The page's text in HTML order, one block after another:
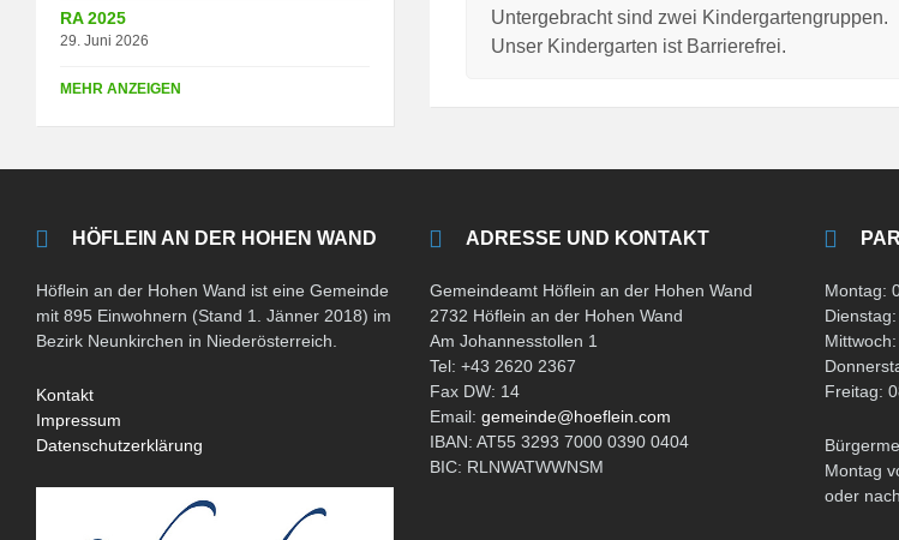
Untergebracht sind zwei Kindergartengruppen.
Unser Kindergarten ist Barrierefrei.
RA 2025
29. Juni 2026
MEHR ANZEIGEN
HÖFLEIN AN DER HOHEN WAND
Höflein an der Hohen Wand ist eine Gemeinde
mit 895 Einwohnern (Stand 1. Jänner 2018) im
Bezirk Neunkirchen in Niederösterreich.
Kontakt
Impressum
Datenschutzerklärung
ADRESSE UND KONTAKT
Gemeindeamt Höflein an der Hohen Wand
2732 Höflein an der Hohen Wand
Am Johannesstollen 1
Tel: +43 2620 2367
Fax DW: 14
Email:gemeinde@hoeflein.com
IBAN: AT55 3293 7000 0390 0404
BIC: RLNWATWWNSM
Montag:
Freitag:
Montag
oder